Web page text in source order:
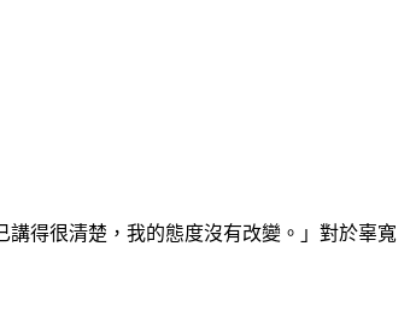
得很清楚，我的態度沒有改變。」對於辜寬